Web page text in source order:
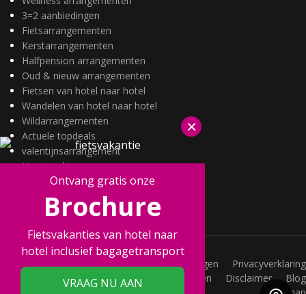
3=2 aanbiedingen
Fietsarrangementen
Kerstarrangementen
Halfpension arrangementen
Oud & nieuw arrangementen
Fietsen van hotel naar hotel
Wandelen van hotel naar hotel
Wildarrangementen
Actuele topdeals
valentijnsarrangement
Kerstmarkten
Fietsvakanties
Wandelvakanties
Vacatures Veelgestelde vragen
Privacyverklaring
Joint Promotions
Acties Voorwaarden Disclaimer
Blog
×
Ontvang gratis onze
Brochure
Fietsvakanties van hotel naar
hotel inclusief bagagetransport
VRAAG NU AAN